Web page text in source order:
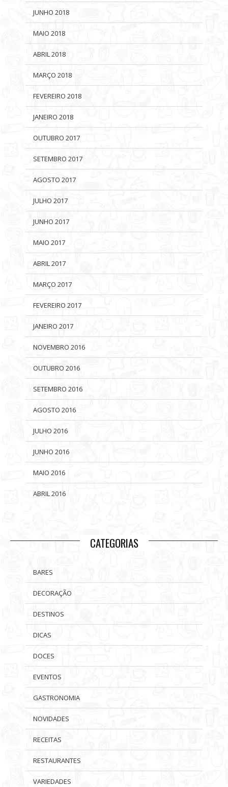
JUNHO 2018
MAIO 2018
ABRIL 2018
MARÇO 2018
FEVEREIRO 2018
JANEIRO 2018
OUTUBRO 2017
SETEMBRO 2017
AGOSTO 2017
JULHO 2017
JUNHO 2017
MAIO 2017
ABRIL 2017
MARÇO 2017
FEVEREIRO 2017
JANEIRO 2017
NOVEMBRO 2016
OUTUBRO 2016
SETEMBRO 2016
AGOSTO 2016
JULHO 2016
JUNHO 2016
MAIO 2016
ABRIL 2016
CATEGORIAS
BARES
DECORAÇÃO
DESTINOS
DICAS
DOCES
EVENTOS
GASTRONOMIA
NOVIDADES
RECEITAS
RESTAURANTES
VARIEDADES